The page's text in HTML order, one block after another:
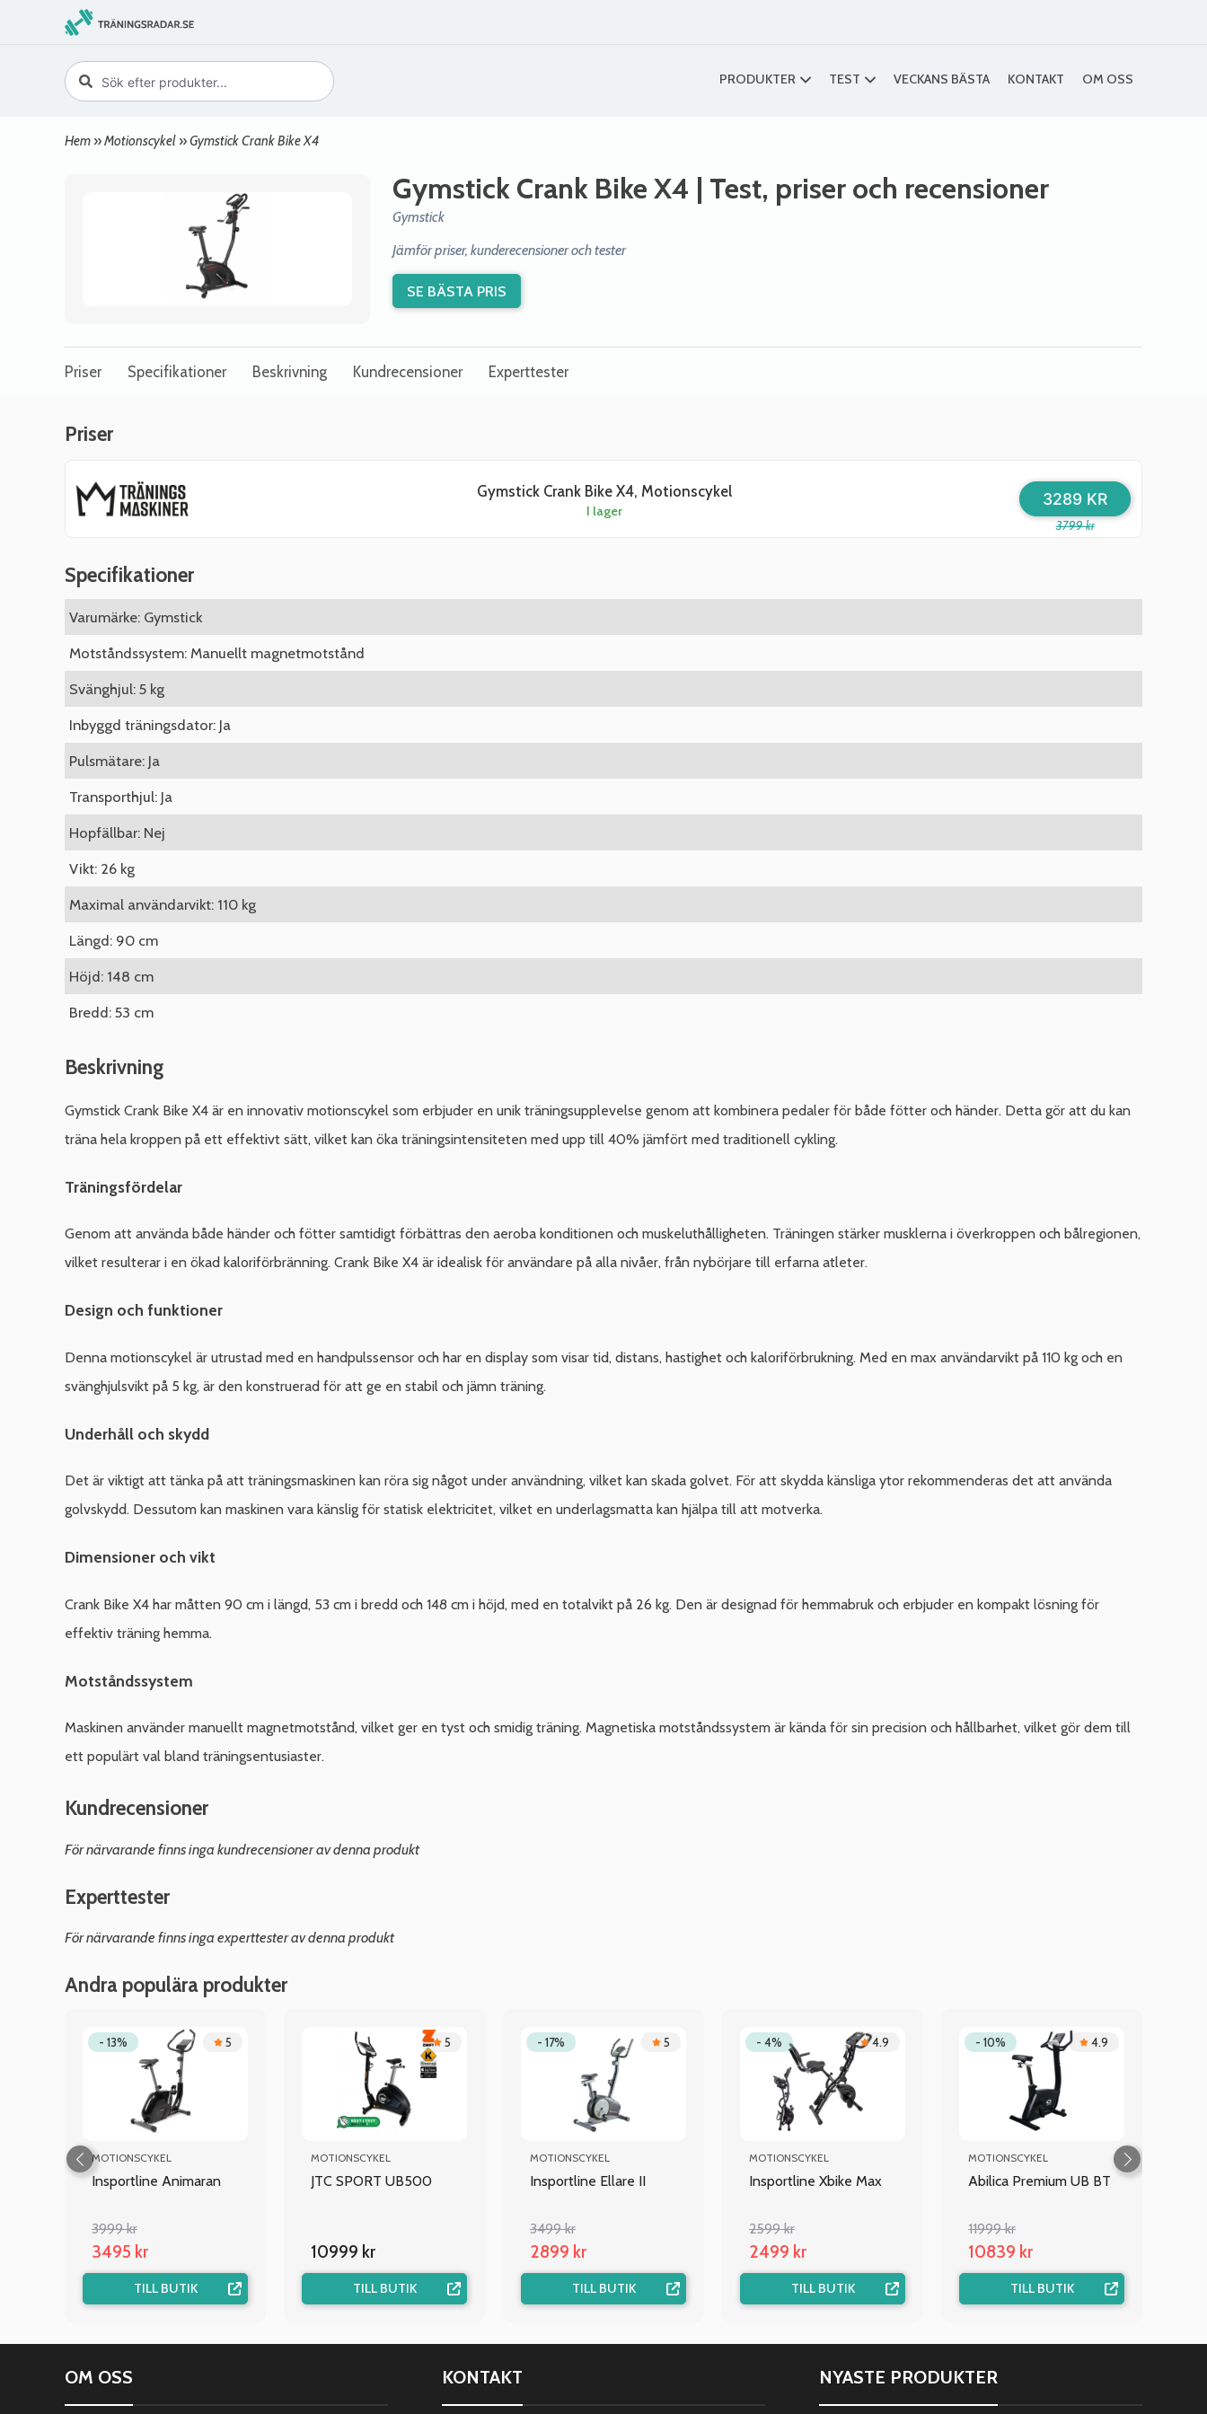
PRODUKTER TEST VECKANS BÄSTA KONTAKT OM OSS
Hem »Motionscykel »Gymstick Crank Bike X4
Gymstick Crank Bike X4 | Test, priser och recensioner
Gymstick
Jämför priser, kunderecensioner och tester
SE BÄSTA PRIS
Priser Specifikationer Beskrivning Kundrecensioner Experttester
Priser
Gymstick Crank Bike X4, Motionscykel
I lager
3799 kr
3289 KR
Specifikationer
Varumärke: Gymstick
Motståndssystem: Manuellt magnetmotstånd
Svänghjul: 5 kg
Inbyggd träningsdator: Ja
Pulsmätare: Ja
Transporthjul: Ja
Hopfällbar: Nej
Vikt: 26 kg
Maximal användarvikt: 110 kg
Längd: 90 cm
Höjd: 148 cm
Bredd: 53 cm
Beskrivning
Gymstick Crank Bike X4 är en innovativ motionscykel som erbjuder en unik träningsupplevelse genom att kombinera pedaler för både fötter och händer. Detta gör att du kan
träna hela kroppen på ett effektivt sätt, vilket kan öka träningsintensiteten med upp till 40% jämfört med traditionell cykling.
Träningsfördelar
Genom att använda både händer och fötter samtidigt förbättras den aeroba konditionen och muskeluthålligheten. Träningen stärker musklerna i överkroppen och bålregionen,
vilket resulterar i en ökad kaloriförbränning. Crank Bike X4 är idealisk för användare på alla nivåer, från nybörjare till erfarna atleter.
Design och funktioner
Denna motionscykel är utrustad med en handpulssensor och har en display som visar tid, distans, hastighet och kaloriförbrukning. Med en max användarvikt på 110 kg och en
svänghjulsvikt på 5 kg, är den konstruerad för att ge en stabil och jämn träning.
Underhåll och skydd
Det är viktigt att tänka på att träningsmaskinen kan röra sig något under användning, vilket kan skada golvet. För att skydda känsliga ytor rekommenderas det att använda
golvskydd. Dessutom kan maskinen vara känslig för statisk elektricitet, vilket en underlagsmatta kan hjälpa till att motverka.
Dimensioner och vikt
Crank Bike X4 har måtten 90 cm i längd, 53 cm i bredd och 148 cm i höjd, med en totalvikt på 26 kg. Den är designad för hemmabruk och erbjuder en kompakt lösning för
effektiv träning hemma.
Motståndssystem
Maskinen använder manuellt magnetmotstånd, vilket ger en tyst och smidig träning. Magnetiska motståndssystem är kända för sin precision och hållbarhet, vilket gör dem till
ett populärt val bland träningsentusiaster.
Kundrecensioner
För närvarande finns inga kundrecensioner av denna produkt
Experttester
För närvarande finns inga experttester av denna produkt
Andra populära produkter
- 13% 5
MOTIONSCYKEL
Insportline Animaran
3999 kr
3495 kr
TILL BUTIK
5
MOTIONSCYKEL
JTC SPORT UB500
10999 kr
TILL BUTIK
- 17% 5
MOTIONSCYKEL
Insportline Ellare II
3499 kr
2899 kr
TILL BUTIK
- 4% 4.9
MOTIONSCYKEL
Insportline Xbike Max
2599 kr
2499 kr
TILL BUTIK
- 10% 4.9
MOTIONSCYKEL
Abilica Premium UB BT
11999 kr
10839 kr
TILL BUTIK
OM OSS KONTAKT NYASTE PRODUKTER